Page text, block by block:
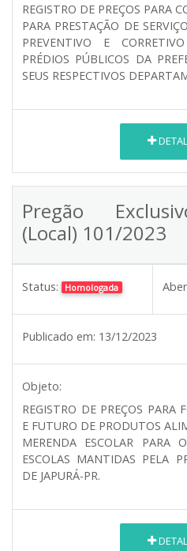
REGISTRO DE PREÇOS PARA
PARA PRESTAÇÃO DE
PREVENTIVO E
PRÉDIOS PÚBLICOS DA
SEUS RESPECTIVOS
Pregão
(Local) 101/2023
Status: Homologada
Publicado em: 13/12/2023
Objeto:
REGISTRO DE PREÇOS PARA
E FUTURO DE PRODUTOS
MERENDA ESCOLAR
ESCOLAS MANTIDAS PELA
DE JAPURÁ-PR.